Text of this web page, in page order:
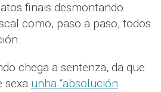
finais desmontando
como, paso a paso, todos
chega a sentenza, da que
sexa unha “absolución